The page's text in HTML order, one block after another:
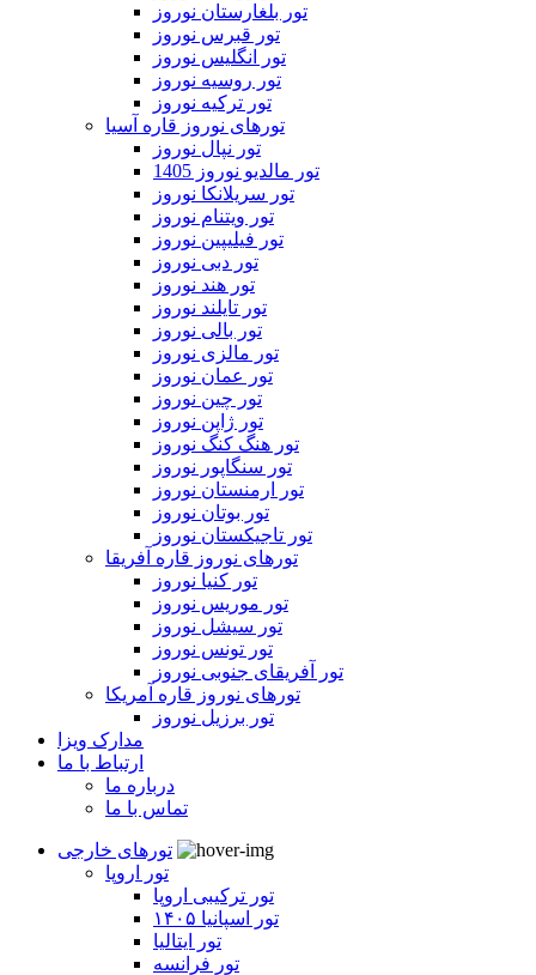
تور بلغارستان نوروز
تور قبرس نوروز
تور انگلیس نوروز
تور روسیه نوروز
تور ترکیه نوروز
تورهای نوروز قاره آسیا
تور نپال نوروز
تور مالدیو نوروز 1405
تور سریلانکا نوروز
تور ویتنام نوروز
تور فیلیپین نوروز
تور دبی نوروز
تور هند نوروز
تور تایلند نوروز
تور بالی نوروز
تور مالزی نوروز
تور عمان نوروز
تور چین نوروز
تور ژاپن نوروز
تور هنگ کنگ نوروز
تور سنگاپور نوروز
تور ارمنستان نوروز
تور بوتان نوروز
تور تاجیکستان نوروز
تورهای نوروز قاره آفریقا
تور کنیا نوروز
تور موریس نوروز
تور سیشل نوروز
تور تونس نوروز
تور آفریقای جنوبی نوروز
تورهای نوروز قاره آمریکا
تور برزیل نوروز
مدارک ویزا
ارتباط با ما
درباره ما
تماس با ما
تورهای خارجی
تور اروپا
تور ترکیبی اروپا
تور اسپانیا ۱۴۰۵
تور ایتالیا
تور فرانسه